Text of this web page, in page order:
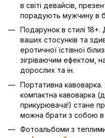
в світі девайсів,
порадують мужчину в
Подарунок в стилі
ваших стосунків та
еротичної їстівної
зігріваючим ефектом,
дорослих та ін.
Портативна
компактна кавоварка
прикурювача!) стане
можна брати з собою
Фотоальбоми з